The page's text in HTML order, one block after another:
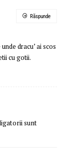
dracu’ ai scos
cu gotii.
Răspunde
sunt